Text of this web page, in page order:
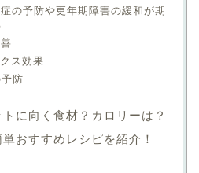
の予防や更年期障害の緩和が期
ス効果
防
に向く食材？カロリーは？
おすすめレシピを紹介！